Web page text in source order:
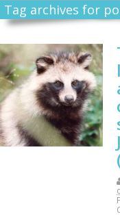
Tag archives for